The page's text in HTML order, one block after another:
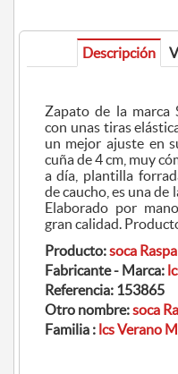
Descripción
Zapato de la marca Soca, de verano,
con unas tiras
un mejor ajuste en su pie, en color
cuña de 4 cm, muy cómoda y ligera, ideal para el día
a día, plantilla forrada en tela, transpirable, suela
de caucho, es una de las opciones para este verano.
Elaborado por
gran
Producto:soca
Fabricante - Marca:
Referencia: 153865
Otro nombre:soca
Familia : lcs Verano